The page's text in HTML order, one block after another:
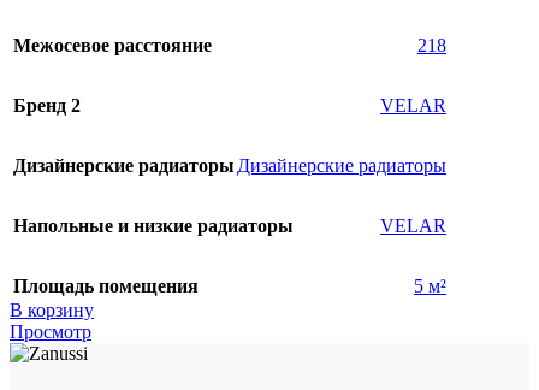
Межосевое расстояние 218
Бренд 2 VELAR
Дизайнерские радиаторы Дизайнерские радиаторы
Напольные и низкие радиаторы VELAR
Площадь помещения
5 м²
В корзину
Просмотр